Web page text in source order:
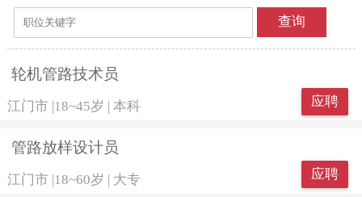
查询
轮机管路技术员
江门市 18~45岁 本科 应聘
管路放样设计员
江门市 |18~60岁 | 大专 应聘